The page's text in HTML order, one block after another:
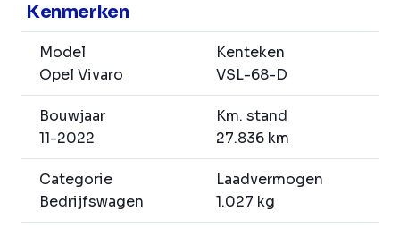
Kenmerken
Model
Opel Vivaro
Kenteken
VSL-68-D
Bouwjaar
11-2022
Km. stand
27.836 km
Categorie
Bedrijfswagen
Laadvermogen
1.027 kg